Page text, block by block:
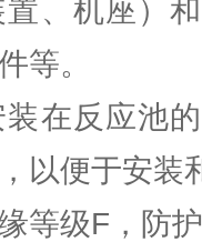
、机座）
等。
在反应池
以便于安装
等级F，防